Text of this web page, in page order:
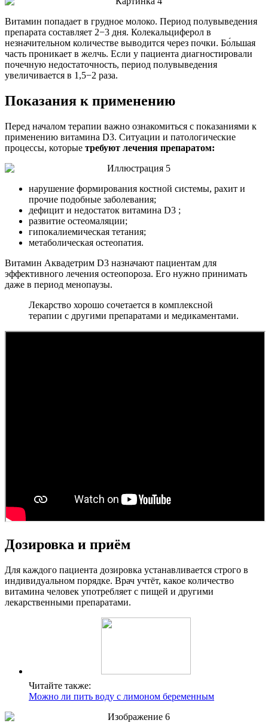
Витамин попадает в грудное молоко. Период полувыведения
препарата составляет 2−3 дня. Колекальциферол в
незначительном количестве выводится через почки. Бо́льшая
часть проникает в желчь. Если у пациента диагностировали
почечную недостаточность, период полувыведения
увеличивается в 1,5−2 раза.
Показания к применению
Перед началом терапии важно ознакомиться с показаниями к
применению витамина D3. Ситуации и патологические
процессы, которые требуют лечения препаратом:
нарушение формирования костной системы, рахит и
прочие подобные заболевания;
дефицит и недостаток витамина D3 ;
развитие остеомаляции;
гипокалиемическая тетания;
метаболическая остеопатия.
Витамин Аквадетрим D3 назначают пациентам для
эффективного лечения остеопороза. Его нужно принимать
даже в период менопаузы.
Лекарство хорошо сочетается в комплексной
терапии с другими препаратами и медикаментами.
Дозировка и приём
Для каждого пациента дозировка устанавливается строго в
индивидуальном порядке. Врач учтёт, какое количество
витамина человек употребляет с пищей и другими
лекарственными препаратами.
Читайте также:
Можно ли пить воду с лимоном беременным